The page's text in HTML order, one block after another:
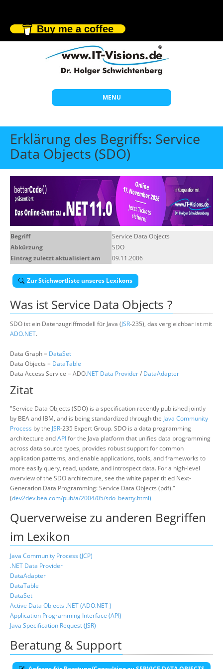
Buy me a coffee
MENU
Start
Themen
Beratung
Individuelle Schulungen
Offene Seminare
Wissen
Erklärung des Begriffs: Service
Data Objects (SDO)
Begriff
Service Data Objects
Abkürzung
SDO
Eintrag zuletzt aktualisiert am
09.11.2006
Zur Stichwortliste unseres Lexikons
Was ist Service Data Objects ?
SDO ist ein Datenzugriffmodell für Java (JSR-235), das vergleichbar ist mit
ADO.NET.
Data Graph = DataSet
Data Objects = DataTable
Data Access Service = ADO.NET Data Provider/ DataAdapter
Zitat
"Service Data Objects (SDO) is a specification recently published jointly
by BEA and IBM, and is being standardized through the Java Community
Process by the JSR-235 Expert Group. SDO is a data programming
architecture andAPIfor the Java platform that unifies data programming
across data source types, provides robust support for common
application patterns, and enable applications, tools, and frameworks to
more easily query, read, update, and introspect data. For a high-level
overview of the SDO architecture, see the white paper titled Next-
Generation Data Programming: Service Data Objects (pdf)."
(dev2dev.bea.com/pub/a/2004/05/sdo_beatty.html)
Querverweise zu anderen Begriffen
im Lexikon
Java Community Process (JCP)
.NET Data Provider
DataAdapter
DataTable
DataSet
Active Data Objects .NET (ADO.NET )
Application Programming Interface (API)
Java Specification Request (JSR)
Beratung & Support